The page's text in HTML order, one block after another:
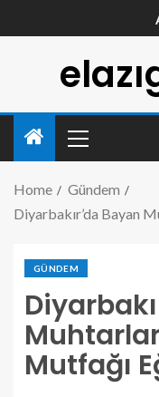
Home
Gündem
Diyarbakır’da Bayan
GÜNDEM
Mutfağı